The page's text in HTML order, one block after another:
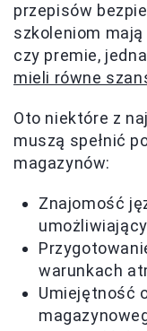
przepisów
szkoleniom
czy premie,
mieli równe
Oto niektóre z
muszą spełnić
magazynów:
Znajomość
warunkach
Umiejętność